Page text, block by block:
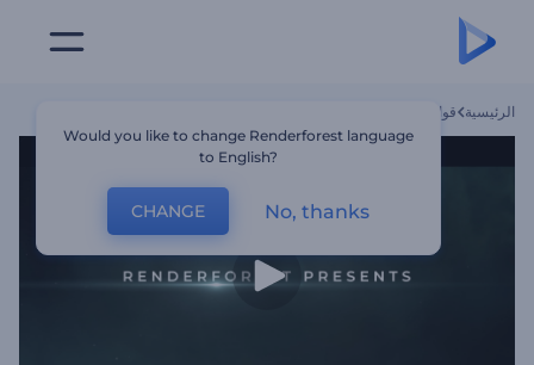
الرئيسية قوالب
Would you like to change Renderforest language
to English?
CHANGE No, thanks